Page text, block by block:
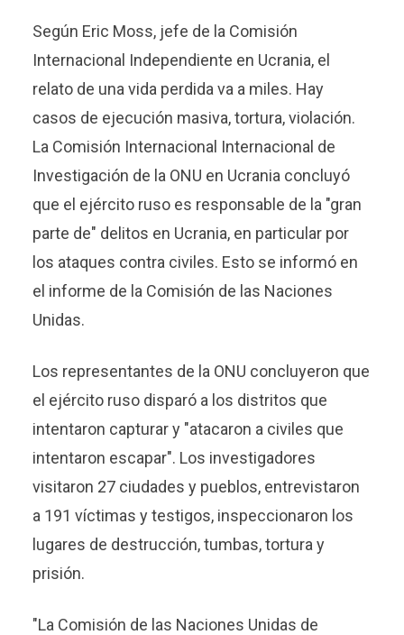
Según Eric Moss, jefe de la Comisión
Internacional Independiente en Ucrania, el
relato de una vida perdida va a miles. Hay
casos de ejecución masiva, tortura, violación.
La Comisión Internacional Internacional de
Investigación de la ONU en Ucrania concluyó
que el ejército ruso es responsable de la "gran
parte de" delitos en Ucrania, en particular por
los ataques contra civiles. Esto se informó en
el informe de la Comisión de las Naciones
Unidas.
Los representantes de la ONU concluyeron que
el ejército ruso disparó a los distritos que
intentaron capturar y "atacaron a civiles que
intentaron escapar". Los investigadores
visitaron 27 ciudades y pueblos, entrevistaron
a 191 víctimas y testigos, inspeccionaron los
lugares de destrucción, tumbas, tortura y
prisión.
"La Comisión de las Naciones Unidas de